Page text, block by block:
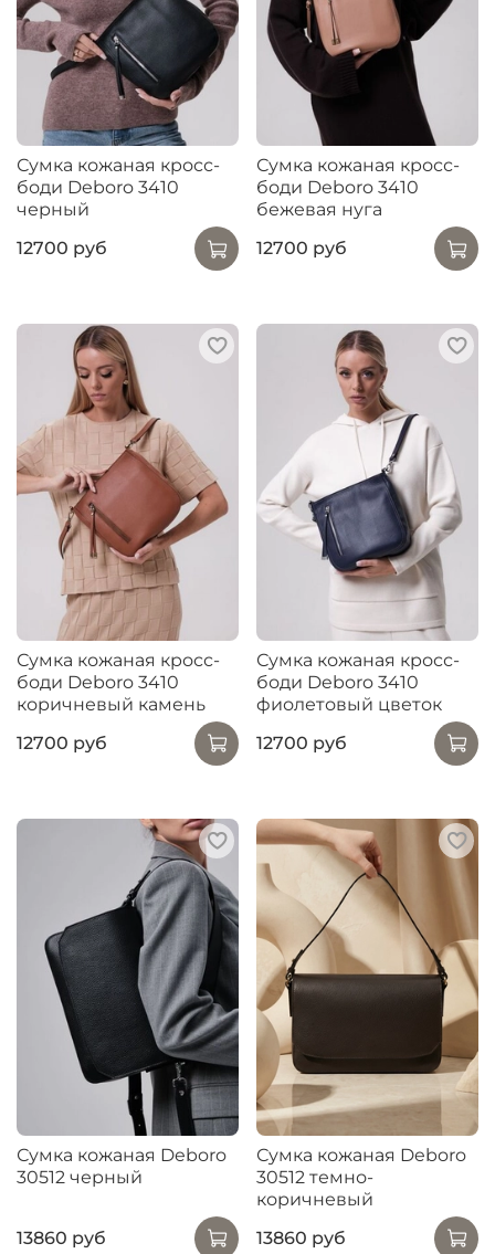
Сумка кожаная кросс-
боди Deboro 3410
черный
12700 руб
Сумка кожаная кросс-
боди Deboro 3410
бежевая нуга
12700 руб
Сумка кожаная кросс-
боди Deboro 3410
коричневый камень
12700 руб
Сумка кожаная кросс-
боди Deboro 3410
фиолетовый цветок
12700 руб
Сумка кожаная Deboro
30512 черный
13860 руб
Сумка кожаная Deboro
30512 темно-
коричневый
13860 руб